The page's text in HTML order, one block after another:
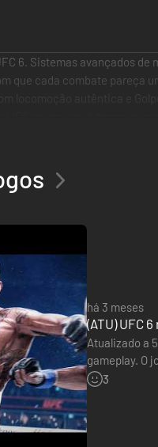
6. Sistemas avançados
que cada combate pareça
UFC se movam, lutem e se
Frostbite e reações
atleta. Por fim, modos de
desde os balneários mal
acesso instantâneo a
totalmente recheadas de
(UFC 238), Joanna
em todo o jogo)
de Lutador para The
(UFC 281) e Paulo
virtual, que pode ser
www.ea.com/games/
há 3 meses
(ATU) UFC
Atualizado a
gameplay. O
da Ultimate
3